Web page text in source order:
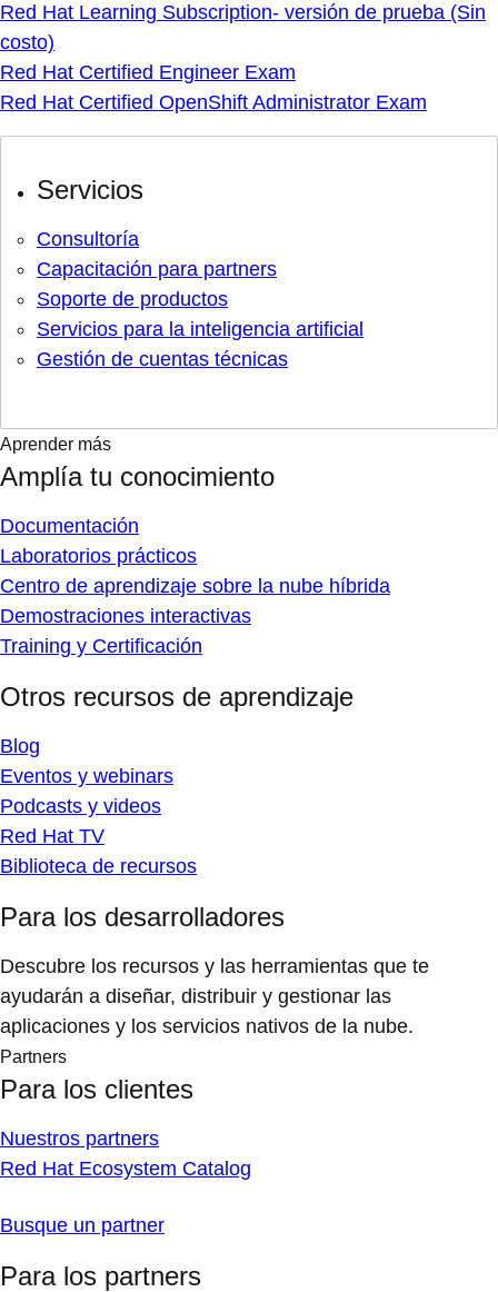
Red Hat Learning Subscription- versión de prueba (Sin
costo)
Red Hat Certified Engineer Exam
Red Hat Certified OpenShift Administrator Exam
Servicios
Consultoría
Capacitación para partners
Soporte de productos
Servicios para la inteligencia artificial
Gestión de cuentas técnicas
Aprender más
Amplía tu conocimiento
Documentación
Laboratorios prácticos
Centro de aprendizaje sobre la nube híbrida
Demostraciones interactivas
Training y Certificación
Otros recursos de aprendizaje
Blog
Eventos y webinars
Podcasts y videos
Red Hat TV
Biblioteca de recursos
Para los desarrolladores
Descubre los recursos y las herramientas que te
ayudarán a diseñar, distribuir y gestionar las
aplicaciones y los servicios nativos de la nube.
Partners
Para los clientes
Nuestros partners
Red Hat Ecosystem Catalog
Busque un partner
Para los partners